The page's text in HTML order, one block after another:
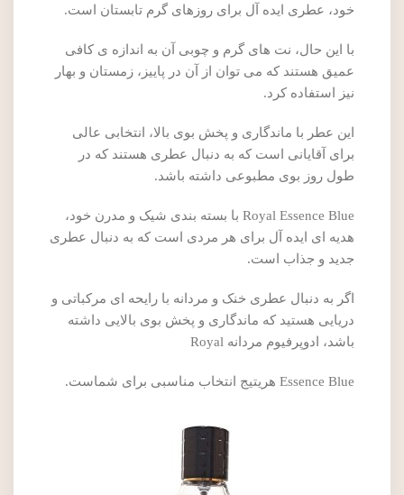
خود، عطری ایده آل برای روزهای گرم تابستان است.
با این حال، نت های گرم و چوبی آن به اندازه ی کافی
عمیق هستند که می توان از آن در پاییز، زمستان و بهار
نیز استفاده کرد.
این عطر با ماندگاری و پخش بوی بالا، انتخابی عالی
برای آقایانی است که به دنبال عطری هستند که در
طول روز بوی مطبوعی داشته باشد.
Royal Essence Blue با بسته بندی شیک و مدرن خود،
هدیه ای ایده آل برای هر مردی است که به دنبال عطری
جدید و جذاب است.
اگر به دنبال عطری خنک و مردانه با رایحه ای مرکباتی و
دریایی هستید که ماندگاری و پخش بوی بالایی داشته
باشد، ادوپرفیوم مردانه Royal
Essence Blue هریتیج انتخاب مناسبی برای شماست.